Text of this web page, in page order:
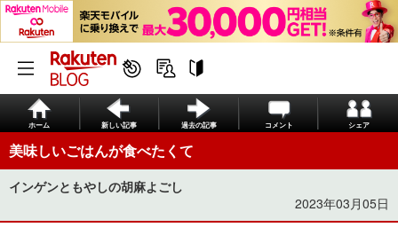
ホーム 新しい記事 過去の記事 コメント シェア
美味しいごはんが食べたくて
インゲンともやしの胡麻よごし
2023年03月05日